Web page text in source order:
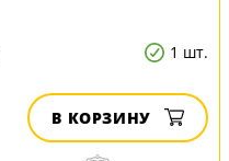
1 шт.
В КОРЗИНУ